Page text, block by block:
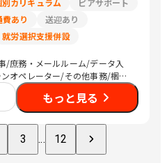
別カリキュラム
ピアサポート
費あり
送迎あり
就労選択支援併設
/庶務・メールルーム/データ入
オペレーター/その他事務/梱包
軽作業/販売スタッフ・接客/バッ
オペレーター/その他クリエイ
ステム/その他技術/清掃/警備/運
ティング・広告関連
もっと見る
3 ... 12